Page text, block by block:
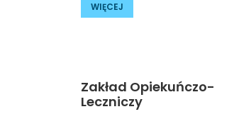
WIĘCEJ
Zakład Opiekuńczo-
Leczniczy